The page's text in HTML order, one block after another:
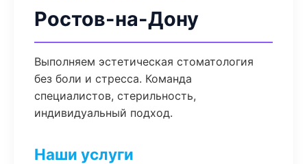
Ростов-на-Дону
Выполняем эстетическая стоматология
без боли и стресса. Команда
специалистов, стерильность,
индивидуальный подход.
Наши услуги